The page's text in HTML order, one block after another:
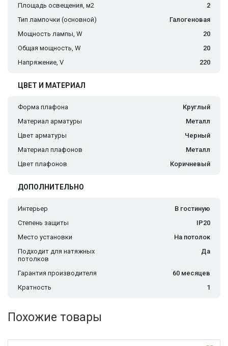
Площадь освещения, м2
2
Тип лампочки (основной)
Галогеновая
Мощность лампы, W
20
Общая мощность, W
20
Напряжение, V
220
ЦВЕТ И МАТЕРИАЛ
Форма плафона
Круглый
Материал арматуры
Металл
Цвет арматуры
Черный
Материал плафонов
Металл
Цвет плафонов
Коричневый
ДОПОЛНИТЕЛЬНО
Интерьер
В гостиную
Степень защиты
IP20
Место установки
На потолок
Подходит для натяжных
потолков
Да
Гарантия производителя
60 месяцев
Кратность
1
Похожие товары